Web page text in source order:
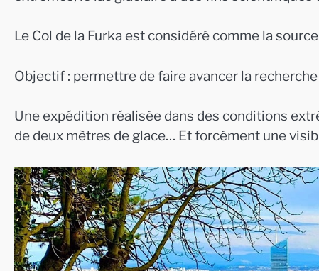
Le Col de la Furka est considéré comme la
Objectif : permettre de faire avancer la
Une expédition réalisée dans des conditions
de deux mètres de glace… Et forcément une